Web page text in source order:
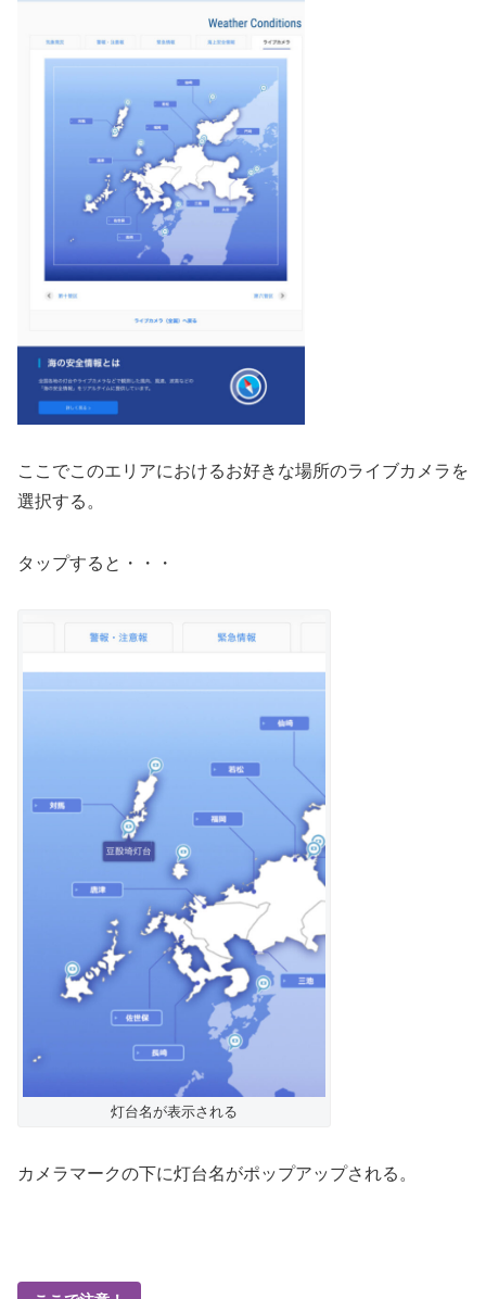
ここでこのエリアにおけるお好きな場所のライブカメラを
選択する。
タップすると・・・
灯台名が表示される
カメラマークの下に灯台名がポップアップされる。